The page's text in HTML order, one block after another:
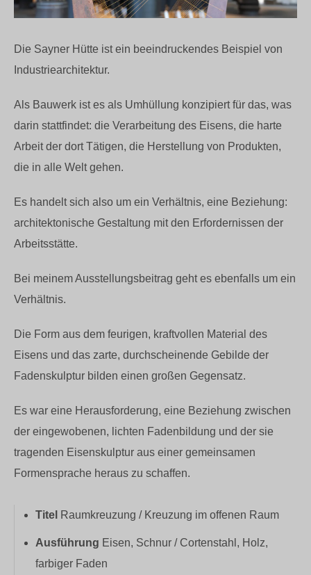
Die Sayner Hütte ist ein beeindruckendes Beispiel von
Industriearchitektur.
Als Bauwerk ist es als Umhüllung konzipiert für das, was
darin stattfindet: die Verarbeitung des Eisens, die harte
Arbeit der dort Tätigen, die Herstellung von Produkten,
die in alle Welt gehen.
Es handelt sich also um ein Verhältnis, eine Beziehung:
architektonische Gestaltung mit den Erfordernissen der
Arbeitsstätte.
Bei meinem Ausstellungsbeitrag geht es ebenfalls um ein
Verhältnis.
Die Form aus dem feurigen, kraftvollen Material des
Eisens und das zarte, durchscheinende Gebilde der
Fadenskulptur bilden einen großen Gegensatz.
Es war eine Herausforderung, eine Beziehung zwischen
der eingewobenen, lichten Fadenbildung und der sie
tragenden Eisenskulptur aus einer gemeinsamen
Formensprache heraus zu schaffen.
Titel Raumkreuzung / Kreuzung im offenen Raum
Ausführung Eisen, Schnur / Cortenstahl, Holz,
farbiger Faden